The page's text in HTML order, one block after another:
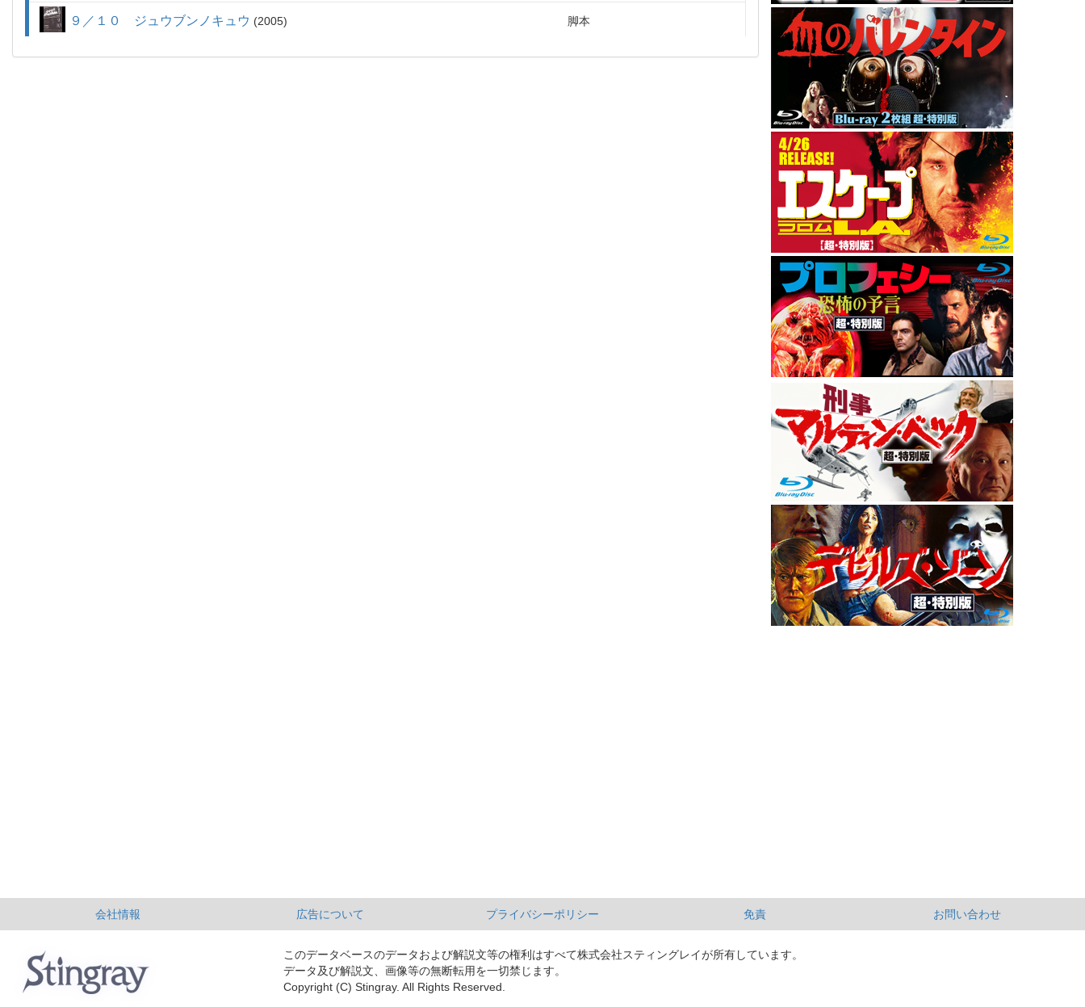
９／１０ ジュウブンノキュウ 2005 脚本
会社情報 広告について プライバシーポリシー 免責 お問い合わせ
このデータベースのデータおよび解説文等の権利はすべて株式会社スティングレイが所有しています。
データ及び解説文、画像等の無断転用を一切禁じます。
Copyright (C) Stingray. All Rights Reserved.